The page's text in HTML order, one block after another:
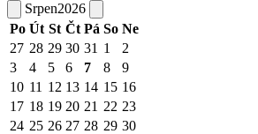
Srpen2026
Po Út St Čt Pá So Ne
27 28 29 30 31 1
2
3
4 5 6 7 8
9
10 11 12 13 14 15 16
17 18 19 20 21 22 23
24 25 26 27 28 29 30